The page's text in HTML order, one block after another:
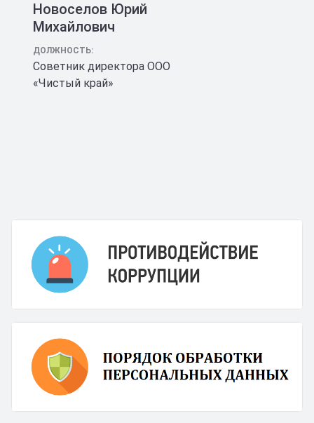
Новоселов Юрий
Михайлович
ДОЛЖНОСТЬ:
Советник директора ООО
«Чистый край»